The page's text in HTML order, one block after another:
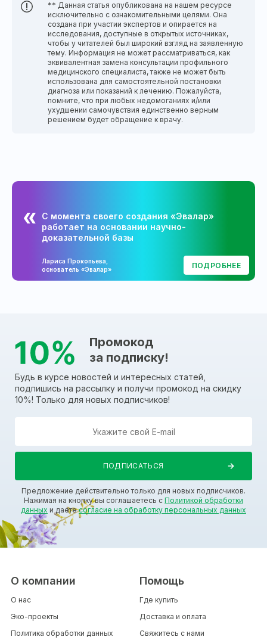
** Данная статья опубликована на нашем ресурсе
исключительно с ознакомительными целями. Она
создана при участии экспертов и опирается на
исследования, доступные в открытых источниках,
чтобы у читателей был широкий взгляд на заявленную
тему. Информация не может рассматриваться, как
эквивалентная замена консультации профильного
медицинского специалиста, также не может быть
использована для самостоятельной постановки
диагноза или показаний к лечению. Пожалуйста,
помните, что при любых недомоганиях и/или
ухудшении самочувствия единственно верным
решением будет обращение к врачу.
С момента своего создания «Эвалар»
работает на основании научно-
доказательной базы
Лариса Прокопьева,
основатель «Эвалар»
ПОДРОБНЕЕ
Промокод
за подписку!
Будь в курсе новостей и интересных статей,
подпишись на рассылку и получи промокод на скидку
10%! Только для новых подписчиков!
Предложение действительно только для новых подписчиков.
Нажимая на кнопку вы соглашаетесь с Политикой обработки
данных и даетесогласие на обработку персональных данных
О компании
О нас
Эко-проекты
Политика обработки данных
Помощь
Где купить
Доставка и оплата
Свяжитесь с нами